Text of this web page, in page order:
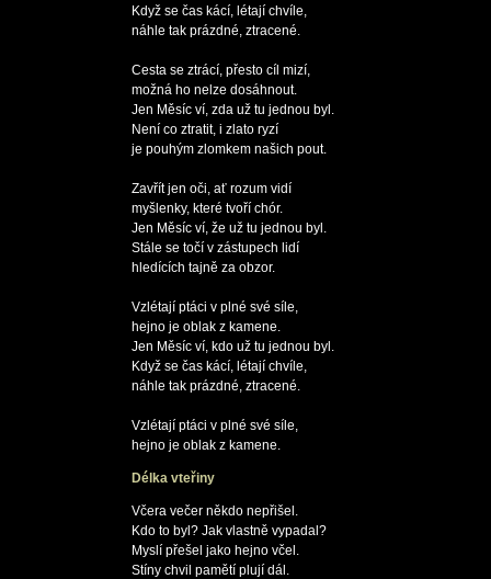
Když se čas kácí, létají chvíle,
náhle tak prázdné, ztracené.
Cesta se ztrácí, přesto cíl mizí,
možná ho nelze dosáhnout.
Jen Měsíc ví, zda už tu jednou byl.
Není co ztratit, i zlato ryzí
je pouhým zlomkem našich pout.
Zavřít jen oči, ať rozum vidí
myšlenky, které tvoří chór.
Jen Měsíc ví, že už tu jednou byl.
Stále se točí v zástupech lidí
hledících tajně za obzor.
Vzlétají ptáci v plné své síle,
hejno je oblak z kamene.
Jen Měsíc ví, kdo už tu jednou byl.
Když se čas kácí, létají chvíle,
náhle tak prázdné, ztracené.
Vzlétají ptáci v plné své síle,
Délka vteřiny
Včera večer někdo nepřišel.
Kdo to byl? Jak vlastně vypadal?
Myslí přešel jako hejno včel.
Stíny chvil pamětí plují dál.